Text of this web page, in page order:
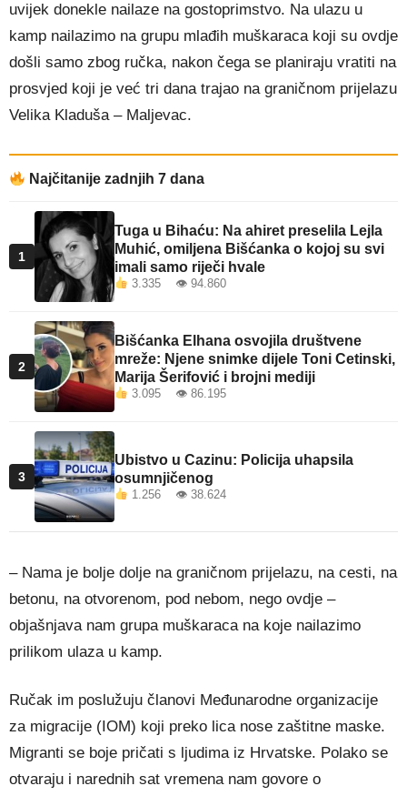
uvijek donekle nailaze na gostoprimstvo. Na ulazu u
kamp nailazimo na grupu mlađih muškaraca koji su ovdje
došli samo zbog ručka, nakon čega se planiraju vratiti na
prosvjed koji je već tri dana trajao na graničnom prijelazu
Velika Kladuša – Maljevac.
Najčitanije zadnjih 7 dana
1
Tuga u Bihaću: Na ahiret preselila Lejla
Muhić, omiljena Bišćanka o kojoj su svi
imali samo riječi hvale
3.335 👁 94.860
2
Bišćanka Elhana osvojila društvene
mreže: Njene snimke dijele Toni Cetinski,
Marija Šerifović i brojni mediji
3.095 👁 86.195
3
Ubistvo u Cazinu: Policija uhapsila
osumnjičenog
1.256 👁 38.624
– Nama je bolje dolje na graničnom prijelazu, na cesti, na
betonu, na otvorenom, pod nebom, nego ovdje –
objašnjava nam grupa muškaraca na koje nailazimo
prilikom ulaza u kamp.
Ručak im poslužuju članovi Međunarodne organizacije
za migracije (IOM) koji preko lica nose zaštitne maske.
Migranti se boje pričati s ljudima iz Hrvatske. Polako se
otvaraju i narednih sat vremena nam govore o